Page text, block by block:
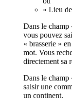
« Lieu
Dans le champ
vous pouvez
« brasserie »
mot. Vous
directement sa
Dans le champ
saisir une
un continent.